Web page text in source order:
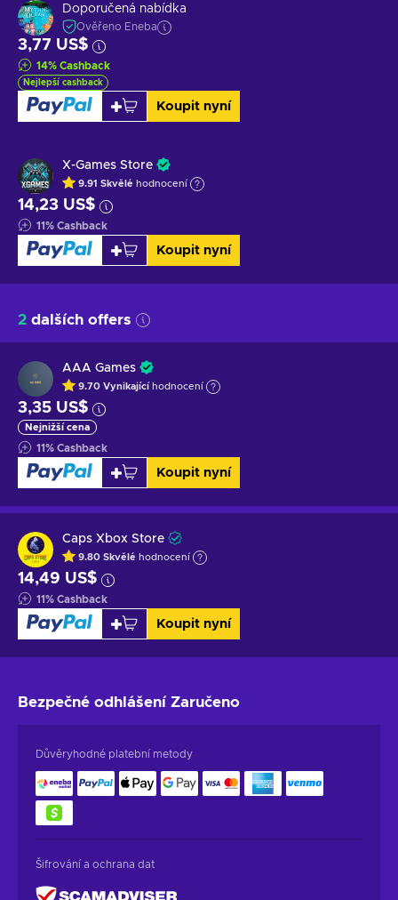
Doporučená nabídka
Ověřeno Eneba
3,77 US$
14% Cashback
Nejlepší cashback
Koupit nyní
X-Games Store
9.91 Skvělé hodnocení
14,23 US$
11% Cashback
Koupit nyní
2 dalších offers
AAA Games
9.70 Vynikající hodnocení
3,35 US$
Nejnižší cena
11% Cashback
Koupit nyní
Caps Xbox Store
9.80 Skvělé hodnocení
14,49 US$
11% Cashback
Koupit nyní
Bezpečné odhlášení Zaručeno
Důvěryhodné platební metody
Šifrování a ochrana dat